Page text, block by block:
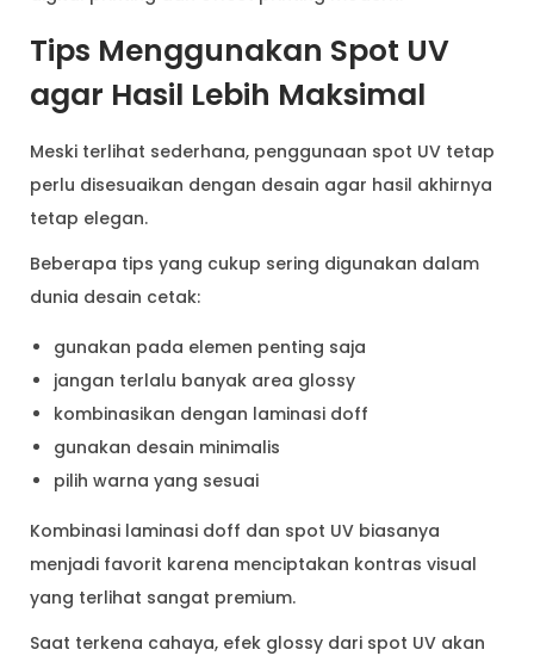
Tips Menggunakan Spot UV
agar Hasil Lebih Maksimal
Meski terlihat sederhana, penggunaan spot UV tetap
perlu disesuaikan dengan desain agar hasil akhirnya
tetap elegan.
Beberapa tips yang cukup sering digunakan dalam
dunia desain cetak:
gunakan pada elemen penting saja
jangan terlalu banyak area glossy
kombinasikan dengan laminasi doff
gunakan desain minimalis
pilih warna yang sesuai
Kombinasi laminasi doff dan spot UV biasanya
menjadi favorit karena menciptakan kontras visual
yang terlihat sangat premium.
Saat terkena cahaya, efek glossy dari spot UV akan